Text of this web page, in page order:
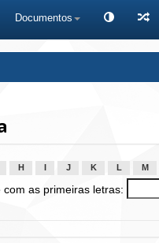
Documentos
H J K L M
com as primeiras letras: